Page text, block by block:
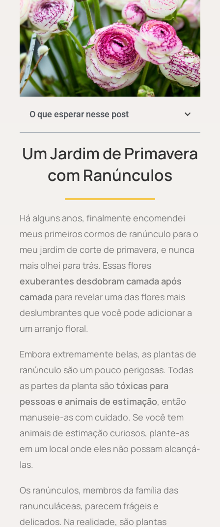
O que esperar nesse post
Um Jardim de Primavera
com Ranúnculos
Há alguns anos, finalmente encomendei
meus primeiros cormos de ranúnculo para o
meu jardim de corte de primavera, e nunca
mais olhei para trás. Essas flores
exuberantes desdobram camada após
camada para revelar uma das flores mais
deslumbrantes que você pode adicionar a
um arranjo floral.
Embora extremamente belas, as plantas de
ranúnculo são um pouco perigosas. Todas
as partes da planta são tóxicas para
pessoas e animais de estimação, então
manuseie-as com cuidado. Se você tem
animais de estimação curiosos, plante-as
em um local onde eles não possam alcançá-
las.
Os ranúnculos, membros da família das
ranunculáceas, parecem frágeis e
delicados. Na realidade, são plantas